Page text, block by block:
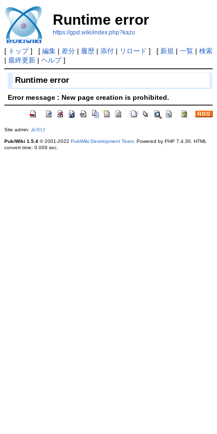
Runtime error
https://gpd.wiki/index.php?kazu
[ トップ] [ 編集| 差分| 履歴| 添付| リロード ] [ 新規 | 一覧| 検索
| 最終更新| ヘルプ]
Runtime error
Error message : New page creation is prohibited.
Site admin: みやけ
PukiWiki 1.5.4© 2001-2022 PukiWiki Development Team. Powered by PHP 7.4.30. HTML
convert time: 0.009 sec.